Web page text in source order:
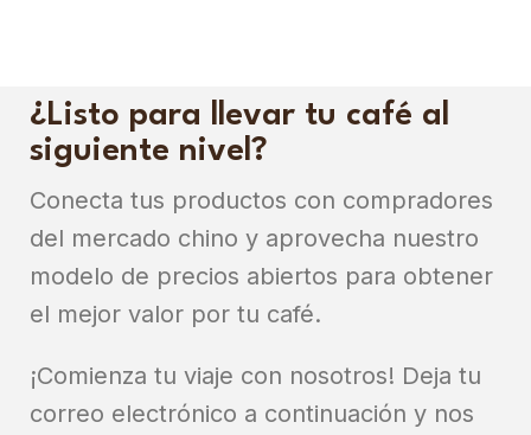
¿Listo para llevar tu café al
siguiente nivel?
Conecta tus productos con compradores
del mercado chino y aprovecha nuestro
modelo de precios abiertos para obtener
el mejor valor por tu café.
¡Comienza tu viaje con nosotros! Deja tu
correo electrónico a continuación y nos